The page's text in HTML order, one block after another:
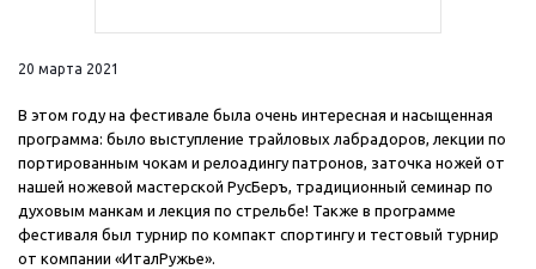
20 марта 2021
В этом году на фестивале была очень интересная и насыщенная
программа: было выступление трайловых лабрадоров, лекции по
портированным чокам и релоадингу патронов, заточка ножей от
нашей ножевой мастерской РусБеръ, традиционный семинар по
духовым манкам и лекция по стрельбе! Также в программе
фестиваля был турнир по компакт спортингу и тестовый турнир
от компании «ИталРужье».